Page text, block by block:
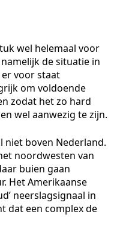
wel helemaal voor
de situatie in
voor staat
om voldoende
zodat het zo hard
wel aanwezig te zijn.
niet boven Nederland.
noordwesten van
buien gaan
Het Amerikaanse
neerslagsignaal in
dat een complex de